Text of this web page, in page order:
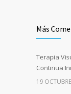
Más
Terapia
Continua
19